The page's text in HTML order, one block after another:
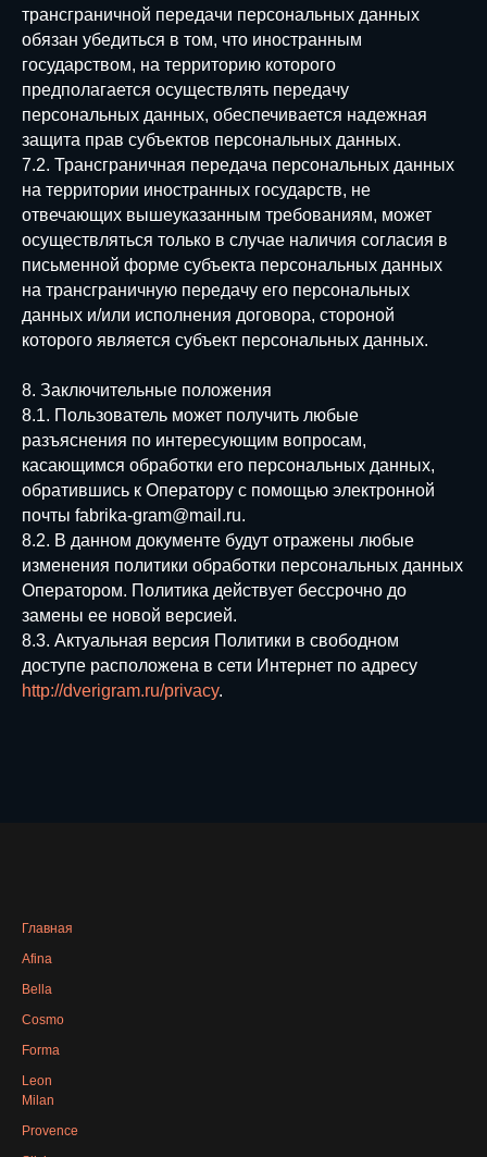
трансграничной передачи персональных данных
обязан убедиться в том, что иностранным
государством, на территорию которого
предполагается осуществлять передачу
персональных данных, обеспечивается надежная
защита прав субъектов персональных данных.
7.2. Трансграничная передача персональных данных
на территории иностранных государств, не
отвечающих вышеуказанным требованиям, может
осуществляться только в случае наличия согласия в
письменной форме субъекта персональных данных
на трансграничную передачу его персональных
данных и/или исполнения договора, стороной
которого является субъект персональных данных.
8. Заключительные положения
8.1. Пользователь может получить любые
разъяснения по интересующим вопросам,
касающимся обработки его персональных данных,
обратившись к Оператору с помощью электронной
почты fabrika-gram@mail.ru.
8.2. В данном документе будут отражены любые
изменения политики обработки персональных данных
Оператором. Политика действует бессрочно до
замены ее новой версией.
8.3. Актуальная версия Политики в свободном
доступе расположена в сети Интернет по адресу
http://dverigram.ru/privacy.
Главная
Afina
Bella
Cosmo
Forma
Leon
Milan
Provence